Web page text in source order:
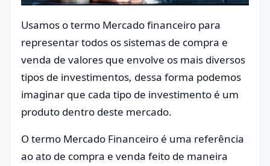
Usamos o termo Mercado financeiro para
representar todos os sistemas de compra e
venda de valores que envolve os mais diversos
tipos de investimentos, dessa forma podemos
imaginar que cada tipo de investimento é um
produto dentro deste mercado.
O termo Mercado Financeiro é uma referência
ao ato de compra e venda feito de maneira